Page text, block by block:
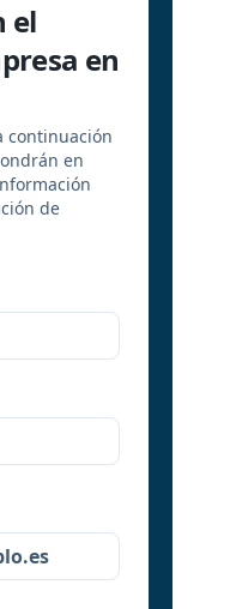
el
en
continuación
en
de